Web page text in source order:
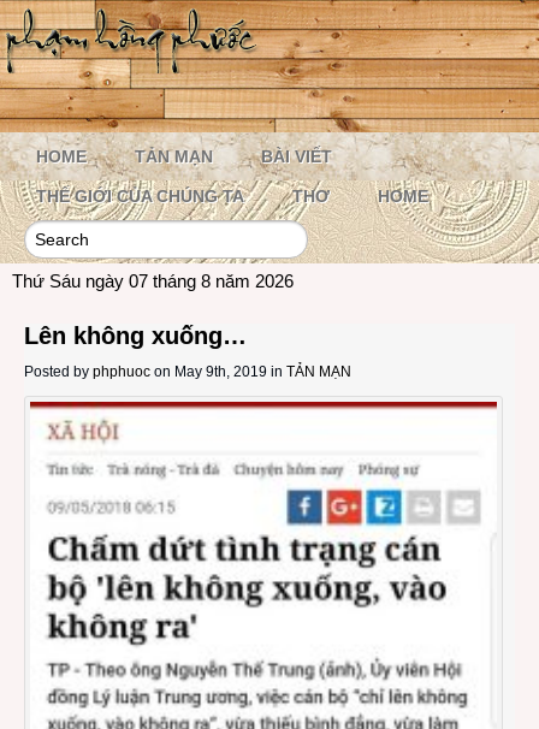
HOME TẢN MẠN BÀI VIẾT
THẾ GIỚI CỦA CHÚNG TA THƠ HOME
Thứ Sáu ngày 07 tháng 8 năm 2026
Lên không xuống…
Posted by phphuoc on May 9th, 2019 in TẢN MẠN